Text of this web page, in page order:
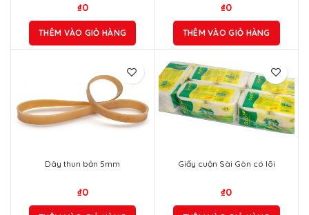
₫0
THÊM VÀO GIỎ HÀNG
₫0
THÊM VÀO GIỎ HÀNG
Dây thun bản 5mm
₫0
Giấy cuộn Sài Gòn có lõi
₫0